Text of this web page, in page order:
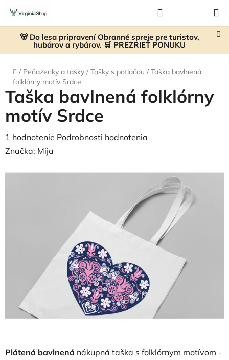
Prejsť
obsah
🐻 Do lesa pripravení Obranné spreje pre turistov,
hubárov a rybárov. 🛒 PREZRIEŤ PONUKU
KOŠÍK
Domov
/ Peňaženky a tašky / Tašky s potlačou / Taška bavlnená
folklórny motív Srdce
Plátená bavlnená nákupná taška s folklórnym motívom -
Taška bavlnená folklórny
motív Srdce
Priemerné
hodnotenie
1 hodnotenie Podrobnosti hodnotenia
Značka: Mija